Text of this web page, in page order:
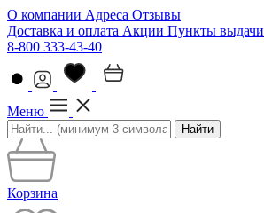
О компании Адреса Отзывы
Доставка и оплата Акции Пункты выдачи
8-800 333-43-40
Меню
Найти
Корзина